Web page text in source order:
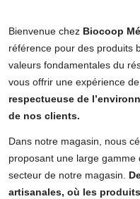
Bienvenue chez Biocoop
référence pour des produits
valeurs fondamentales du
vous offrir une expérience de
respectueuse de
de nos clients.
Dans notre magasin, nous
proposant une large
secteur de notre magasin.
artisanales, où les